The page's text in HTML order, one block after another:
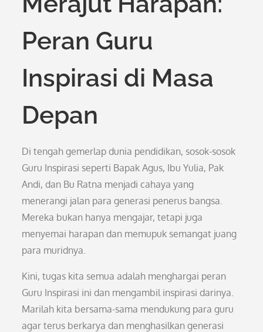
Peran Guru
Inspirasi di Masa
Depan
Di tengah gemerlap dunia pendidikan, sosok-sosok
Guru Inspirasi seperti Bapak Agus, Ibu Yulia, Pak
Andi, dan Bu Ratna menjadi cahaya yang
menerangi jalan para generasi penerus bangsa.
Mereka bukan hanya mengajar, tetapi juga
menyemai harapan dan memupuk semangat juang
para muridnya.
Kini, tugas kita semua adalah menghargai peran
Guru Inspirasi ini dan mengambil inspirasi darinya.
Marilah kita bersama-sama mendukung para guru
agar terus berkarya dan menghasilkan generasi